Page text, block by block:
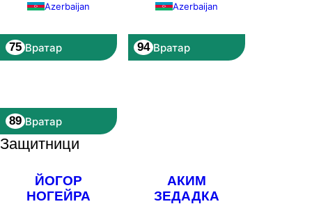
Azerbaijan
75 Вратар
Azerbaijan
94 Вратар
89 Вратар
Защитници
ЙОГОР
НОГЕЙРА
АКИМ
ЗЕДАДКА